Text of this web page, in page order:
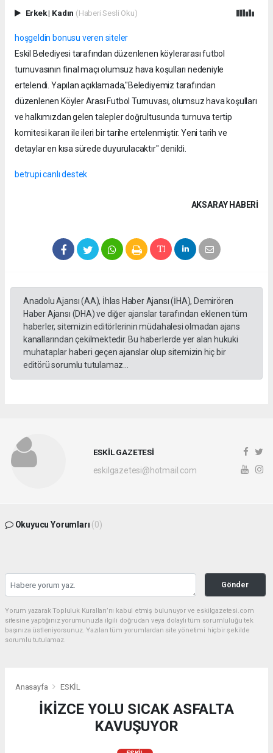
Erkek| Kadın (Haberi Sesli Oku)
hoşgeldin bonusu veren siteler
Eskil Belediyesi tarafından düzenlenen köylerarası futbol
turnuvasının final maçı olumsuz hava koşulları nedeniyle
ertelendi. Yapılan açıklamada,"Belediyemiz tarafından
düzenlenen Köyler Arası Futbol Turnuvası, olumsuz hava koşulları
ve halkımızdan gelen talepler doğrultusunda turnuva tertip
komitesi kararı ile ileri bir tarihe ertelenmiştir. Yeni tarih ve
detaylar en kısa sürede duyurulacaktır" denildi.
betrupi canlı destek
AKSARAY HABERİ
Anadolu Ajansı (AA), İhlas Haber Ajansı (İHA), Demirören
Haber Ajansı (DHA) ve diğer ajanslar tarafından eklenen tüm
haberler, sitemizin editörlerinin müdahalesi olmadan ajans
kanallarından çekilmektedir. Bu haberlerde yer alan hukuki
muhataplar haberi geçen ajanslar olup sitemizin hiç bir
editörü sorumlu tutulamaz...
ESKİL GAZETESİ
eskilgazetesi@hotmail.com
Okuyucu Yorumları (0)
Gönder
Yorum yazarak Topluluk Kuralları’nı kabul etmiş bulunuyor ve eskilgazetesi.com
sitesine yaptığınız yorumunuzla ilgili doğrudan veya dolaylı tüm sorumluluğu tek
başınıza üstleniyorsunuz. Yazılan tüm yorumlardan site yönetimi hiçbir şekilde
sorumlu tutulamaz.
Anasayfa ESKİL
İKİZCE YOLU SICAK ASFALTA
KAVUŞUYOR